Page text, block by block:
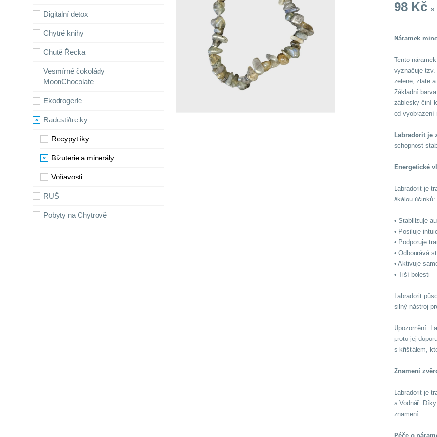
Digitální detox
Chytré knihy
Chutě Řecka
Vesmírné čokolády
MoonChocolate
Ekodrogerie
Radosti/tretky
Recypytlíky
Bižuterie a minerály
Voňavosti
RUŠ
Pobyty na Chytrově
98 Kčs
Náramek
Tento
vyznačuje tzv.
zelené, zlaté
Základní
záblesky činí
od vyobrazení
Labradorit je
schopnost
Energetické
Labradorit je
škálou účinků:
• Stabilizuje
• Posiluje
• Podporuje
• Odbourává
• Aktivuje
• Tiší bolesti
Labradorit
silný nástroj
Upozornění:
proto jej
s křišťálem,
Znamení
Labradorit je
a Vodnář.
znamení.
Péče o